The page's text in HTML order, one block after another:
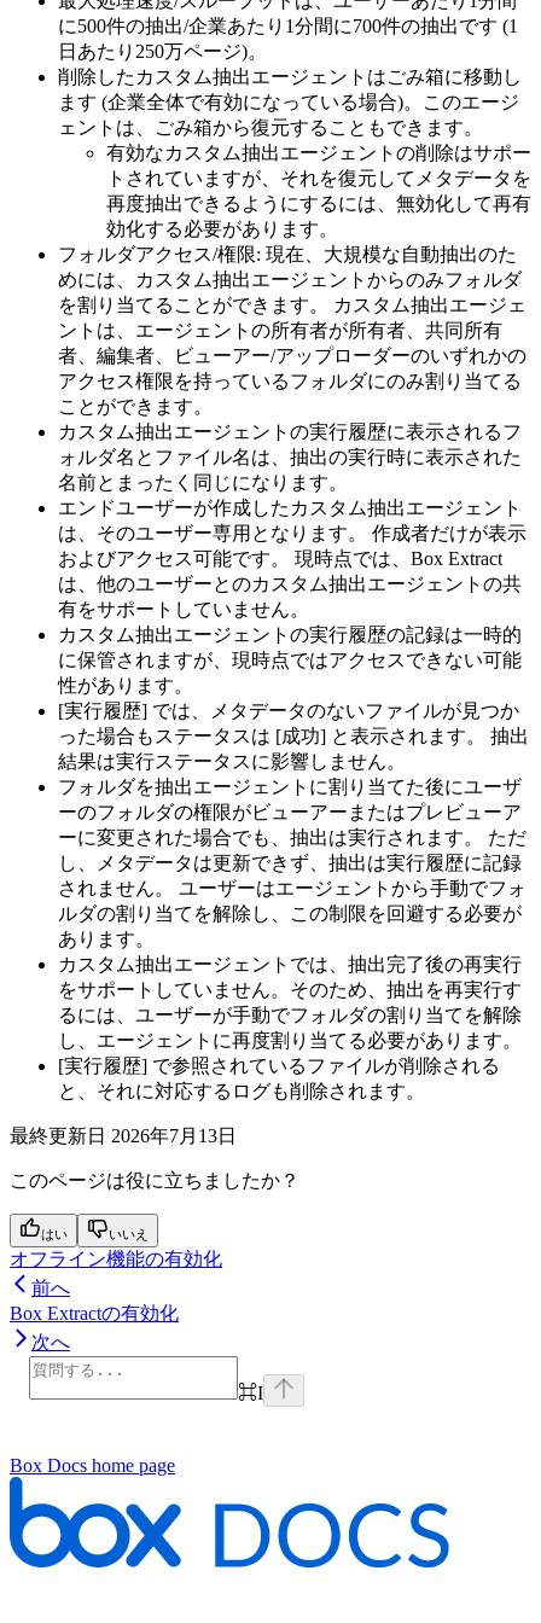
に500件の抽出/企業あたり1分間に700件の抽出です (1
日あたり250万ページ)。
削除したカスタム抽出エージェントはごみ箱に移動し
ます (企業全体で有効になっている場合)。このエージ
ェントは、ごみ箱から復元することもできます。
有効なカスタム抽出エージェントの削除はサポー
トされていますが、それを復元してメタデータを
再度抽出できるようにするには、無効化して再有
効化する必要があります。
フォルダアクセス/権限: 現在、大規模な自動抽出のた
めには、カスタム抽出エージェントからのみフォルダ
を割り当てることができます。 カスタム抽出エージェ
ントは、エージェントの所有者が所有者、共同所有
者、編集者、ビューアー/アップローダーのいずれかの
アクセス権限を持っているフォルダにのみ割り当てる
ことができます。
カスタム抽出エージェントの実行履歴に表示されるフ
ォルダ名とファイル名は、抽出の実行時に表示された
名前とまったく同じになります。
エンドユーザーが作成したカスタム抽出エージェント
は、そのユーザー専用となります。 作成者だけが表示
およびアクセス可能です。 現時点では、Box Extract
は、他のユーザーとのカスタム抽出エージェントの共
有をサポートしていません。
カスタム抽出エージェントの実行履歴の記録は一時的
に保管されますが、現時点ではアクセスできない可能
性があります。
[実行履歴] では、メタデータのないファイルが見つか
った場合もステータスは [成功] と表示されます。 抽出
結果は実行ステータスに影響しません。
フォルダを抽出エージェントに割り当てた後にユーザ
ーのフォルダの権限がビューアーまたはプレビューア
ーに変更された場合でも、抽出は実行されます。 ただ
し、メタデータは更新できず、抽出は実行履歴に記録
されません。 ユーザーはエージェントから手動でフォ
ルダの割り当てを解除し、この制限を回避する必要が
あります。
カスタム抽出エージェントでは、抽出完了後の再実行
をサポートしていません。そのため、抽出を再実行す
るには、ユーザーが手動でフォルダの割り当てを解除
し、エージェントに再度割り当てる必要があります。
[実行履歴] で参照されているファイルが削除される
と、それに対応するログも削除されます。
最終更新日 2026年7月13日
このページは役に立ちましたか？
はい いいえ
オフライン機能の有効化
前へ
Box Extractの有効化
次へ
⌘I
Box Docs home page